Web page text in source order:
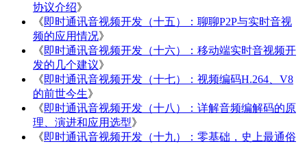
协议介绍》
《即时通讯音视频开发（十五）：聊聊P2P与实时音视
频的应用情况》
《即时通讯音视频开发（十六）：移动端实时音视频开
发的几个建议》
《即时通讯音视频开发（十七）：视频编码H.264、V8
的前世今生》
《即时通讯音视频开发（十八）：详解音频编解码的原
理、演进和应用选型》
《即时通讯音视频开发（十九）：零基础，史上最通俗